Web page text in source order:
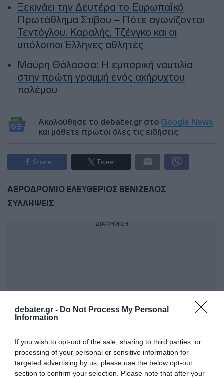
debater.gr - Do Not Process My Personal
Information
If you wish to opt-out of the sale, sharing to third parties, or
processing of your personal or sensitive information for
targeted advertising by us, please use the below opt-out
section to confirm your selection. Please note that after your
Ξεκινάει την Δευτέρα το Ευρωπαϊκό
Πρωτάθλημα Στίβου – Πότε αγωνίζονται
Τεντόγλου, Καραλής, Τζένγκο και οι
υπόλοιποι Έλληνες αθλητές
Μαύρη Θάλασσα: Η εμπορική ναυτιλία
στην πρώτη γραμμή ενός ακήρυχτου
πολέμου
Ακολούθησε το debater.gr στο Google News
και μάθετε πρώτοι όλες τις ειδήσεις
Share Tweet
ΑΕΡΟΔΡΟΜΙΟ ΕΛΕΥΘΕΡΙΟΣ ΒΕΝΙΖΕΛΟΣ
ΣΥΛΛΗΨΕΙΣ
ΔΙΑΦΗΜΙΣΗ
ΣΧΟΛΙΑ